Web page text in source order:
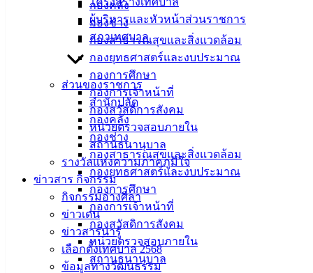
กองคลัง
กองช่าง
กองสาธารณสุขและสิ่งแวดล้อม
กองยุทธศาสตร์และงบประมาณ
กองการศึกษา
กองการเจ้าหน้าที่
กองสวัสดิการสังคม
หน่วยตรวจสอบภายใน
สถานธนานุบาล
รางวัลแห่งความภาคภูมิใจ
ข่าวสาร กิจกรรม
กิจกรรมอ่างศิลา
ข่าวเด่น
ข่าวสารน่ารู้
เลือกตั้งเทศบาล 2568
ข้อมูลทางวัฒนธรรม
ผู้บริหารและหัวหน้าส่วนราชการ
สภาเทศบาล
ส่วนของราชการ
สำนักปลัด
กองคลัง
กองช่าง
กองสาธารณสุขและสิ่งแวดล้อม
กองยุทธศาสตร์และงบประมาณ
กองการศึกษา
กองการเจ้าหน้าที่
กองสวัสดิการสังคม
หน่วยตรวจสอบภายใน
สถานธนานุบาล
อนุรักษ์และส่งเสริมประเพณีท้องถิ่นให้คงอยู่สืบไปโดยได้เข้า
ร่วมพิธีทำบุญตักบาตร / สรงน้ำปิดทองพระพุทธรูป / กวนขนม /
เยี่ยมชมพระทรายจากหน่วยงานต่างๆ พร้อมนำเสนอพระทราย
จากเทศบาลเมืองอ่างศิลาแก่คณะกรรมการ / ร่วมการแข่งขัน
กีฬาพื้นบ้าน (การแข่งขันชักเย่อ)